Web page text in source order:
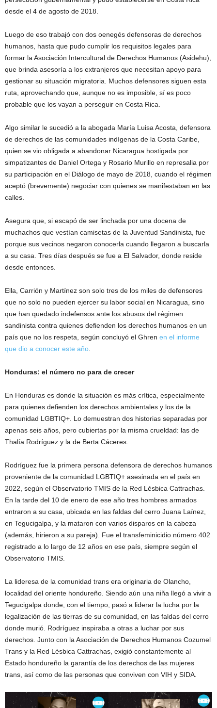
desde el 4 de agosto de 2018.
Luego de eso trabajó con dos oenegés defensoras de derechos
humanos, hasta que pudo cumplir los requisitos legales para
formar la Asociación Intercultural de Derechos Humanos (Asidehu),
que brinda asesoría a los extranjeros que necesitan apoyo para
gestionar su situación migratoria. Muchos defensores siguen esta
ruta, aprovechando que, aunque no es imposible, sí es poco
probable que los vayan a perseguir en Costa Rica.
Algo similar le sucedió a la abogada María Luisa Acosta, defensora
de derechos de las comunidades indígenas de la Costa Caribe,
quien se vio obligada a abandonar Nicaragua hostigada por
simpatizantes de Daniel Ortega y Rosario Murillo en represalia por
su participación en el Diálogo de mayo de 2018, cuando el régimen
aceptó (brevemente) negociar con quienes se manifestaban en las
calles.
Asegura que, si escapó de ser linchada por una docena de
muchachos que vestían camisetas de la Juventud Sandinista, fue
porque sus vecinos negaron conocerla cuando llegaron a buscarla
a su casa. Tres días después se fue a El Salvador, donde reside
desde entonces.
Ella, Carrión y Martínez son solo tres de los miles de defensores
que no solo no pueden ejercer su labor social en Nicaragua, sino
que han quedado indefensos ante los abusos del régimen
sandinista contra quienes defienden los derechos humanos en un
país que no los respeta, según concluyó el Ghren en el informe
que dio a conocer este año
Honduras: el número no para de crecer
En Honduras es donde la situación es más crítica, especialmente
para quienes defienden los derechos ambientales y los de la
comunidad LGBTIQ+. Lo demuestran dos historias separadas por
apenas seis años, pero cubiertas por la misma crueldad: las de
Thalía Rodríguez y la de Berta Cáceres.
Rodríguez fue la primera persona defensora de derechos humanos
proveniente de la comunidad LGBTIQ+ asesinada en el país en
2022, según el Observatorio TMIS de la Red Lésbica Cattrachas.
En la tarde del 10 de enero de ese año tres hombres armados
entraron a su casa, ubicada en las faldas del cerro Juana Laínez,
en Tegucigalpa, y la mataron con varios disparos en la cabeza
(además, hirieron a su pareja). Fue el transfeminicidio número 402
registrado a lo largo de 12 años en ese país, siempre según el
Observatorio TMIS.
La lideresa de la comunidad trans era originaria de Olancho,
localidad del oriente hondureño. Siendo aún una niña llegó a vivir a
Tegucigalpa donde, con el tiempo, pasó a liderar la lucha por la
legalización de las tierras de su comunidad, en las faldas del cerro
donde murió. Rodríguez inspiraba a otras a luchar por sus
derechos. Junto con la Asociación de Derechos Humanos Cozumel
Trans y la Red Lésbica Cattrachas, exigió constantemente al
Estado hondureño la garantía de los derechos de las mujeres
trans, así como de las personas que conviven con VIH y SIDA.